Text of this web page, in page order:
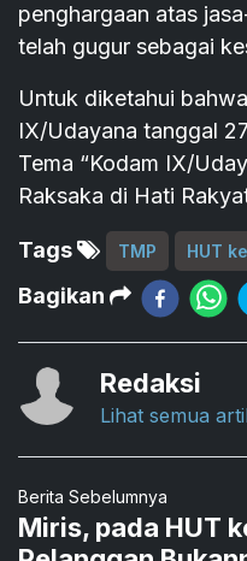
penghargaan atas
telah gugur sebagai
Untuk diketahui
IX/Udayana tanggal
Tema “Kodam IX/
Raksaka di Hati
Tags TMP HUT
Bagikan
Redaksi
Lihat semua
Berita Sebelumnya
Miris, pada HUT